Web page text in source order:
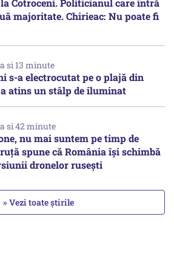
Cotroceni. Politicianul care intră
majoritate. Chirieac: Nu poate fi
si 13 minute
s-a electrocutat pe o plajă din
atins un stâlp de iluminat
si 42 minute
nu mai suntem pe timp de
spune că România își schimbă
dronelor rusești
» Vezi toate știrile